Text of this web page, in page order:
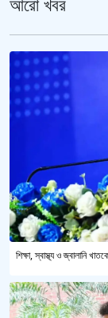
শিক্ষা, স্বাস্থ্য ও জ্বালানি